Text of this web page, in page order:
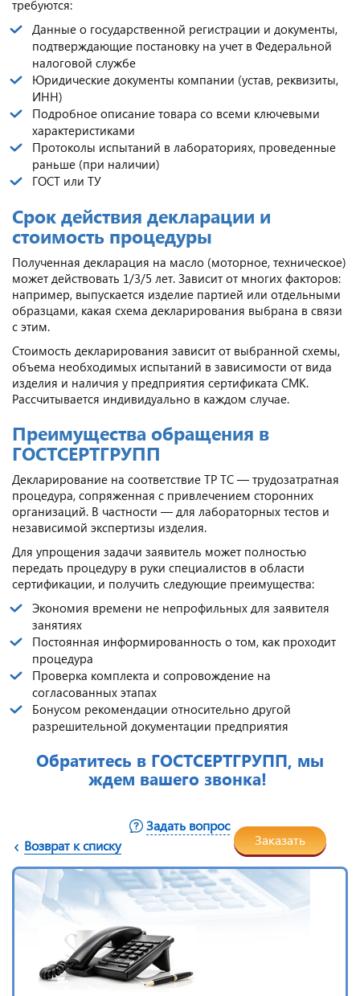
требуются:
Данные о государственной регистрации и документы,
подтверждающие постановку на учет в Федеральной
налоговой службе
Юридические документы компании (устав, реквизиты,
ИНН)
Подробное описание товара со всеми ключевыми
характеристиками
Протоколы испытаний в лабораториях, проведенные
раньше (при наличии)
ГОСТ или ТУ
Срок действия декларации и
стоимость процедуры
Полученная декларация на масло (моторное, техническое)
может действовать 1/3/5 лет. Зависит от многих факторов:
например, выпускается изделие партией или отдельными
образцами, какая схема декларирования выбрана в связи
с этим.
Стоимость декларирования зависит от выбранной схемы,
объема необходимых испытаний в зависимости от вида
изделия и наличия у предприятия сертификата СМК.
Рассчитывается индивидуально в каждом случае.
Преимущества обращения в
ГОСТСЕРТГРУПП
Декларирование на соответствие ТР ТС — трудозатратная
процедура, сопряженная с привлечением сторонних
организаций. В частности — для лабораторных тестов и
независимой экспертизы изделия.
Для упрощения задачи заявитель может полностью
передать процедуру в руки специалистов в области
сертификации, и получить следующие преимущества:
Экономия времени не непрофильных для заявителя
занятиях
Постоянная информированность о том, как проходит
процедура
Проверка комплекта и сопровождение на
согласованных этапах
Бонусом рекомендации относительно другой
разрешительной документации предприятия
Обратитесь в ГОСТСЕРТГРУПП, мы
ждем вашего звонка!
Возврат к списку
Задать вопрос
Заказать